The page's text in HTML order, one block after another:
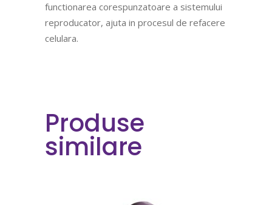
functionarea corespunzatoare a sistemului
reproducator, ajuta in procesul de refacere
celulara.
Produse
similare